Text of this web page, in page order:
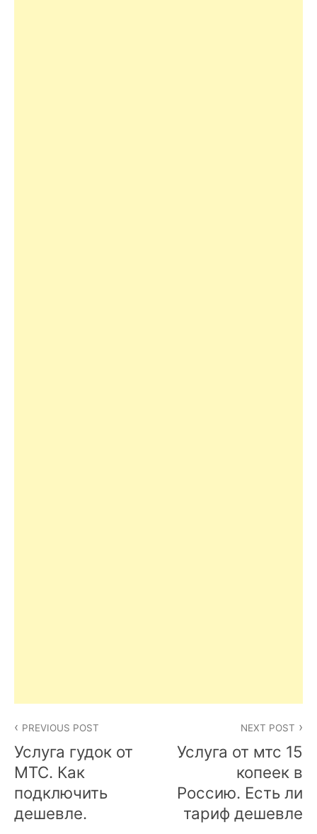
navigation
PREVIOUS POST
Услуга гудок от
МТС. Как
подключить
дешевле.
NEXT POST
Услуга от мтс 15
копеек в
Россию. Есть ли
тариф дешевле